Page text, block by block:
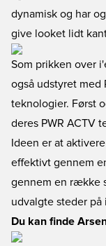
dynamisk og har
give looket lidt
Som prikken over
også udstyret med
teknologier. Først
deres PWR ACTV
Ideen er at
effektivt gennem
gennem en række
udvalgte steder
Du kan finde